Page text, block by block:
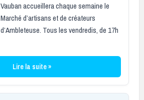
Vauban accueillera chaque semaine le
Marché d’artisans et de créateurs
d’Ambleteuse. Tous les vendredis, de 17h
Lire la suite »